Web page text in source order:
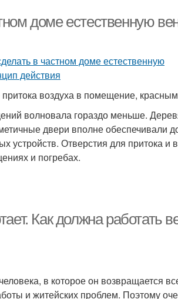
доме естественную
воздуха в помещение,
волновала гораздо меньше.
двери вполне обеспечивали
устройств. Отверстия для притока и
и погребах.
Как должна работать
в которое он возвращается
и житейских проблем. Поэтому